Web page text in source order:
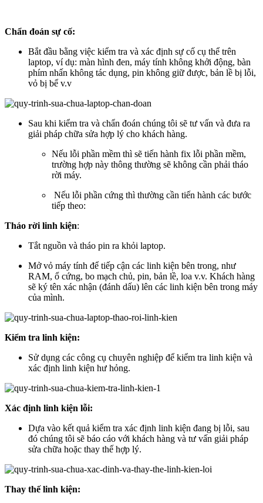
Chẩn đoán sự cố:
Bắt đầu bằng việc kiểm tra và xác định sự cố cụ thể trên
laptop, ví dụ: màn hình đen, máy tính không khởi động, bàn
phím nhấn không tác dụng, pin không giữ được, bản lề bị lỗi,
vỏ bị bể v.v
Sau khi kiểm tra và chẩn đoán chúng tôi sẽ tư vấn và đưa ra
giải pháp chữa sửa hợp lý cho khách hàng.
Nếu lỗi phần mềm thì sẽ tiến hành fix lỗi phần mềm,
trường hợp này thông thường sẽ không cần phải tháo
rời máy.
Nếu lỗi phần cứng thì thường cần tiến hành các bước
tiếp theo:
Tháo rời linh kiện:
Tắt nguồn và tháo pin ra khỏi laptop.
Mở vỏ máy tính để tiếp cận các linh kiện bên trong, như
RAM, ổ cứng, bo mạch chủ, pin, bản lề, loa v.v. Khách hàng
sẽ ký tên xác nhận (đánh dấu) lên các linh kiện bên trong máy
của mình.
Kiểm tra linh kiện:
Sử dụng các công cụ chuyên nghiệp để kiểm tra linh kiện và
xác định linh kiện hư hỏng.
Xác định linh kiện lỗi:
Dựa vào kết quả kiểm tra xác định linh kiện đang bị lỗi, sau
đó chúng tôi sẽ báo cáo với khách hàng và tư vấn giải pháp
sửa chữa hoặc thay thế hợp lý.
Thay thế linh kiện: